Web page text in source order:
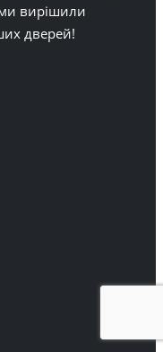
вирішили
дверей!